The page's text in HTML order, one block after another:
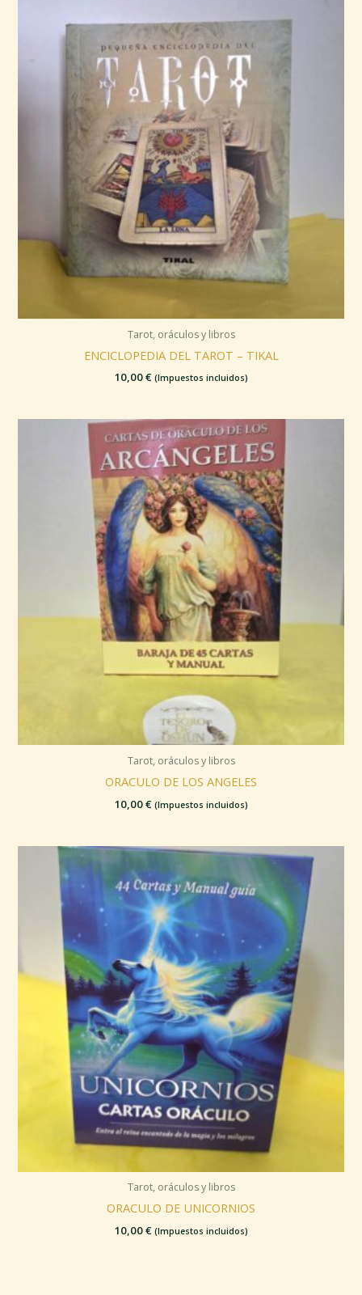
Tarot, oráculos y libros
ENCICLOPEDIA DEL TAROT – TIKAL
10,00€ (Impuestos incluidos)
Tarot, oráculos y libros
ORACULO DE LOS ANGELES
10,00€ (Impuestos incluidos)
Tarot, oráculos y libros
ORACULO DE UNICORNIOS
10,00€ (Impuestos incluidos)